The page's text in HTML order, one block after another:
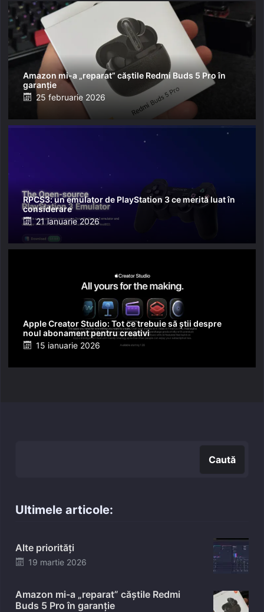
Amazon mi-a „reparat” căștile Redmi Buds 5 Pro în
garanție
Posted
25 februarie 2026
RPCS3: un emulator de PlayStation 3 ce merită luat în
considerare
Posted
on
21 ianuarie 2026
Apple Creator Studio: Tot ce trebuie să știi despre
noul abonament pentru creativi
Posted
15 ianuarie 2026
Caută
Ultimele articole:
Alte priorități
Posted
19 martie 2026
Amazon mi-a „reparat” căștile Redmi
Buds 5 Pro în garanție